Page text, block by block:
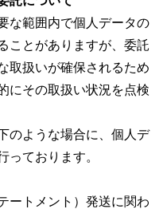
な範囲内で個人データの
ことがありますが、委託
取扱いが確保されるため
にその取扱い状況を点検
のような場合に、個人デ
っております。
ートメント）発送に関わ